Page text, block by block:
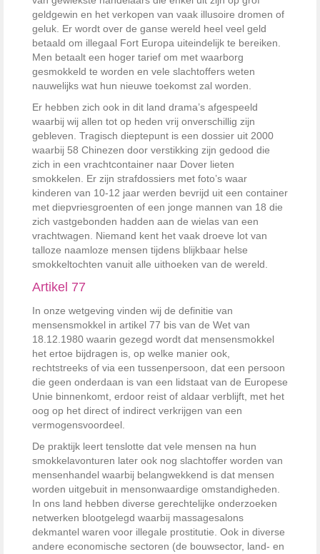
geldgewin en het verkopen van vaak illusoire dromen of
geluk. Er wordt over de ganse wereld heel veel geld
betaald om illegaal Fort Europa uiteindelijk te bereiken.
Men betaalt een hoger tarief om met waarborg
gesmokkeld te worden en vele slachtoffers weten
nauwelijks wat hun nieuwe toekomst zal worden.
Er hebben zich ook in dit land drama’s afgespeeld
waarbij wij allen tot op heden vrij onverschillig zijn
gebleven. Tragisch dieptepunt is een dossier uit 2000
waarbij 58 Chinezen door verstikking zijn gedood die
zich in een vrachtcontainer naar Dover lieten
smokkelen. Er zijn strafdossiers met foto’s waar
kinderen van 10-12 jaar werden bevrijd uit een container
met diepvriesgroenten of een jonge mannen van 18 die
zich vastgebonden hadden aan de wielas van een
vrachtwagen. Niemand kent het vaak droeve lot van
talloze naamloze mensen tijdens blijkbaar helse
smokkeltochten vanuit alle uithoeken van de wereld.
Artikel 77
In onze wetgeving vinden wij de definitie van
mensensmokkel in artikel 77 bis van de Wet van
18.12.1980 waarin gezegd wordt dat mensensmokkel
het ertoe bijdragen is, op welke manier ook,
rechtstreeks of via een tussenpersoon, dat een persoon
die geen onderdaan is van een lidstaat van de Europese
Unie binnenkomt, erdoor reist of aldaar verblijft, met het
oog op het direct of indirect verkrijgen van een
vermogensvoordeel.
De praktijk leert tenslotte dat vele mensen na hun
smokkelavonturen later ook nog slachtoffer worden van
mensenhandel waarbij belangwekkend is dat mensen
worden uitgebuit in mensonwaardige omstandigheden.
In ons land hebben diverse gerechtelijke onderzoeken
netwerken blootgelegd waarbij massagesalons
dekmantel waren voor illegale prostitutie. Ook in diverse
andere economische sectoren (de bouwsector, land- en